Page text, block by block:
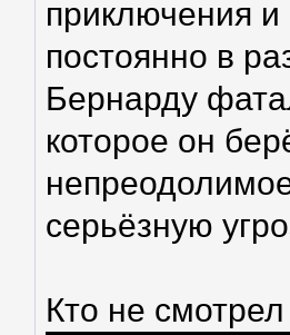
приключения и
постоянно в
Бернарду
которое он
серьёзную
Кто не